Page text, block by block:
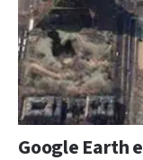
Google Earth